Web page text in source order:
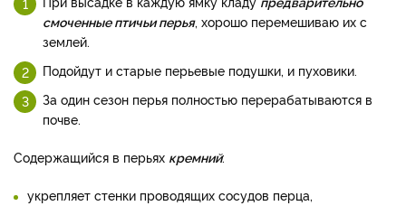
смоченные птичьи перья, хорошо перемешиваю их с
землей.
Подойдут и старые перьевые подушки, и пуховики.
За один сезон перья полностью перерабатываются в
почве.
Содержащийся в перьях кремний:
укрепляет стенки проводящих сосудов перца,